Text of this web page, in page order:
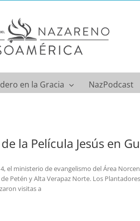
en la Gracia NazPodcast
la Película Jesús en
el ministerio de evangelismo del Área
Petén y Alta Verapaz Norte. Los
visitas a